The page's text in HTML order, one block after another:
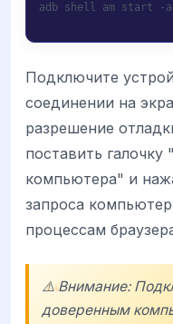
adb shell am start -
Подключите
соединении на
разрешение
поставить галочку
компьютера" и
запроса
процессам
⚠️ Внимание:
доверенным